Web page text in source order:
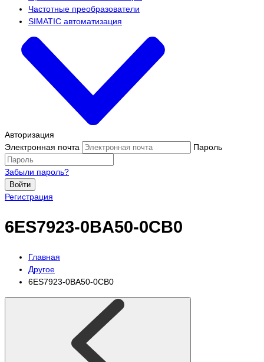
Частотные преобразователи
SIMATIC автоматизация
Авторизация
Электронная почта
Пароль
Забыли пароль?
Войти
Регистрация
6ES7923-0BA50-0CB0
Главная
Другое
6ES7923-0BA50-0CB0